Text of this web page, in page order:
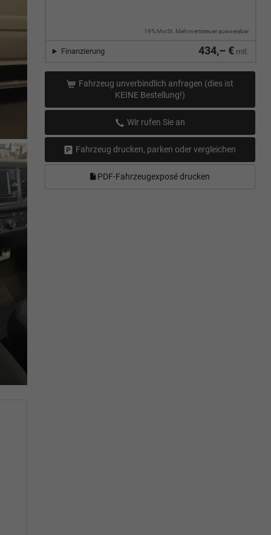
19% MwSt. Mehrwertsteuer ausweisbar
434,– € mtl.
Finanzierung
Fahrzeug unverbindlich anfragen (dies ist
KEINE Bestellung!)
Wir rufen Sie an
Fahrzeug drucken, parken oder vergleichen
PDF-Fahrzeugexposé drucken